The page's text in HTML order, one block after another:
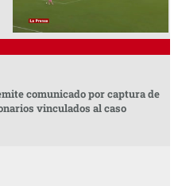
comunicado por captura de
vinculados al caso